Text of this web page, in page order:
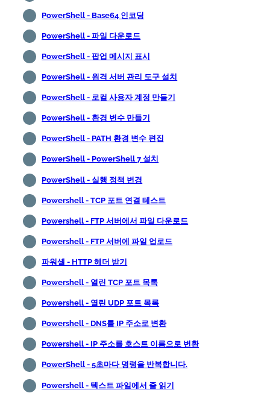
PowerShell - Base64 인코딩
PowerShell - 파일 다운로드
PowerShell - 팝업 메시지 표시
PowerShell - 원격 서버 관리 도구 설치
PowerShell - 로컬 사용자 계정 만들기
PowerShell - 환경 변수 만들기
PowerShell - PATH 환경 변수 편집
PowerShell - PowerShell 7 설치
PowerShell - 실행 정책 변경
Powershell - TCP 포트 연결 테스트
Powershell - FTP 서버에서 파일 다운로드
Powershell - FTP 서버에 파일 업로드
파워셸 - HTTP 헤더 받기
Powershell - 열린 TCP 포트 목록
Powershell - 열린 UDP 포트 목록
Powershell - DNS를 IP 주소로 변환
Powershell - IP 주소를 호스트 이름으로 변환
PowerShell - 5초마다 명령을 반복합니다.
Powershell - 텍스트 파일에서 줄 읽기